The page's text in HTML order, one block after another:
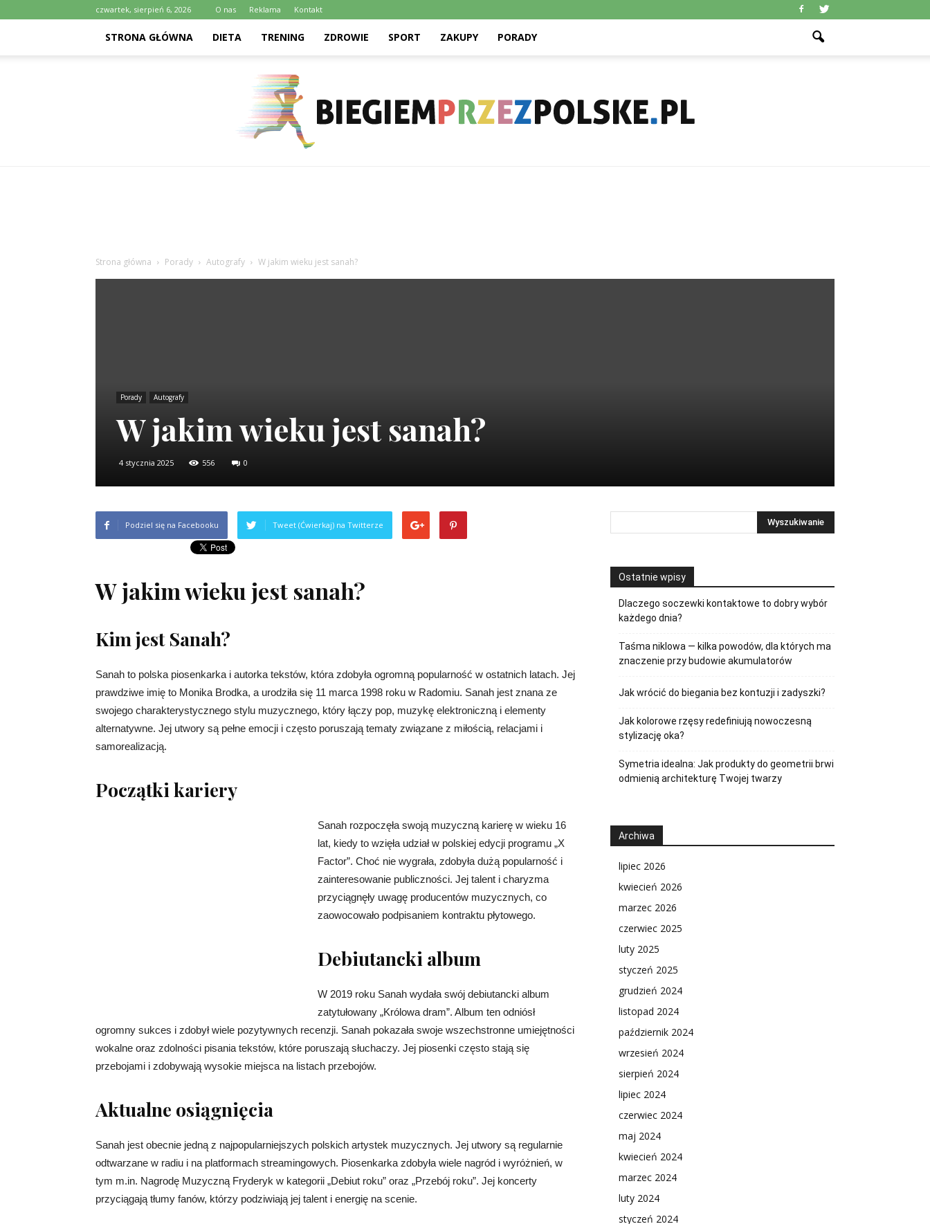
czwartek, sierpień 6, 2026 O nas Reklama Kontakt
STRONA GŁÓWNA DIETA TRENING ZDROWIE SPORT ZAKUPY PORADY
Strona główna Porady Autografy W jakim wieku jest sanah?
Porady Autografy
W jakim wieku jest sanah?
4 stycznia 2025 556 0
Podziel się na Facebooku Tweet (Ćwierkaj) na Twitterze
W jakim wieku jest sanah?
Kim jest Sanah?
Sanah to polska piosenkarka i autorka tekstów, która zdobyła ogromną popularność w ostatnich latach. Jej
prawdziwe imię to Monika Brodka, a urodziła się 11 marca 1998 roku w Radomiu. Sanah jest znana ze
swojego charakterystycznego stylu muzycznego, który łączy pop, muzykę elektroniczną i elementy
alternatywne. Jej utwory są pełne emocji i często poruszają tematy związane z miłością, relacjami i
samorealizacją.
Początki kariery
Sanah rozpoczęła swoją muzyczną karierę w wieku 16
lat, kiedy to wzięła udział w polskiej edycji programu „X
Factor”. Choć nie wygrała, zdobyła dużą popularność i
zainteresowanie publiczności. Jej talent i charyzma
przyciągnęły uwagę producentów muzycznych, co
zaowocowało podpisaniem kontraktu płytowego.
Debiutancki album
W 2019 roku Sanah wydała swój debiutancki album
zatytułowany „Królowa dram”. Album ten odniósł
ogromny sukces i zdobył wiele pozytywnych recenzji. Sanah pokazała swoje wszechstronne umiejętności
wokalne oraz zdolności pisania tekstów, które poruszają słuchaczy. Jej piosenki często stają się
przebojami i zdobywają wysokie miejsca na listach przebojów.
Aktualne osiągnięcia
Sanah jest obecnie jedną z najpopularniejszych polskich artystek muzycznych. Jej utwory są regularnie
odtwarzane w radiu i na platformach streamingowych. Piosenkarka zdobyła wiele nagród i wyróżnień, w
tym m.in. Nagrodę Muzyczną Fryderyk w kategorii „Debiut roku” oraz „Przebój roku”. Jej koncerty
przyciągają tłumy fanów, którzy podziwiają jej talent i energię na scenie.
Ostatnie wpisy
Dlaczego soczewki kontaktowe to dobry wybór
każdego dnia?
Taśma niklowa — kilka powodów, dla których ma
znaczenie przy budowie akumulatorów
Jak wrócić do biegania bez kontuzji i zadyszki?
Jak kolorowe rzęsy redefiniują nowoczesną
stylizację oka?
Symetria idealna: Jak produkty do geometrii brwi
odmienią architekturę Twojej twarzy
Archiwa
lipiec 2026
kwiecień 2026
marzec 2026
czerwiec 2025
luty 2025
styczeń 2025
grudzień 2024
listopad 2024
październik 2024
wrzesień 2024
sierpień 2024
lipiec 2024
czerwiec 2024
maj 2024
kwiecień 2024
marzec 2024
luty 2024
styczeń 2024